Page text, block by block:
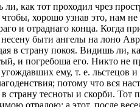
как тот проходил чрез
хорошо узнав это, нам не
и отраднаго конца. Когда
быти ангелы на лоно
в страну покоя. Видишь ли,
погребоша его. Никто не
ему, т. е. льстецов
потому что вся
тесноты и скорби. Тот
отрадою; а этот, после